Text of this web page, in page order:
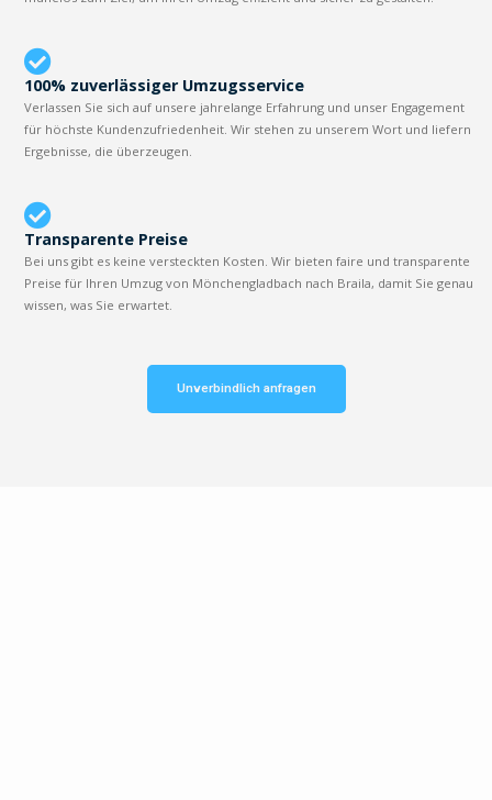
100% zuverlässiger Umzugsservice
Verlassen Sie sich auf unsere jahrelange Erfahrung und unser Engagement
für höchste Kundenzufriedenheit. Wir stehen zu unserem Wort und liefern
Ergebnisse, die überzeugen.
Transparente Preise
Bei uns gibt es keine versteckten Kosten. Wir bieten faire und transparente
Preise für Ihren Umzug von Mönchengladbach nach Braila, damit Sie genau
wissen, was Sie erwartet.
Unverbindlich anfragen